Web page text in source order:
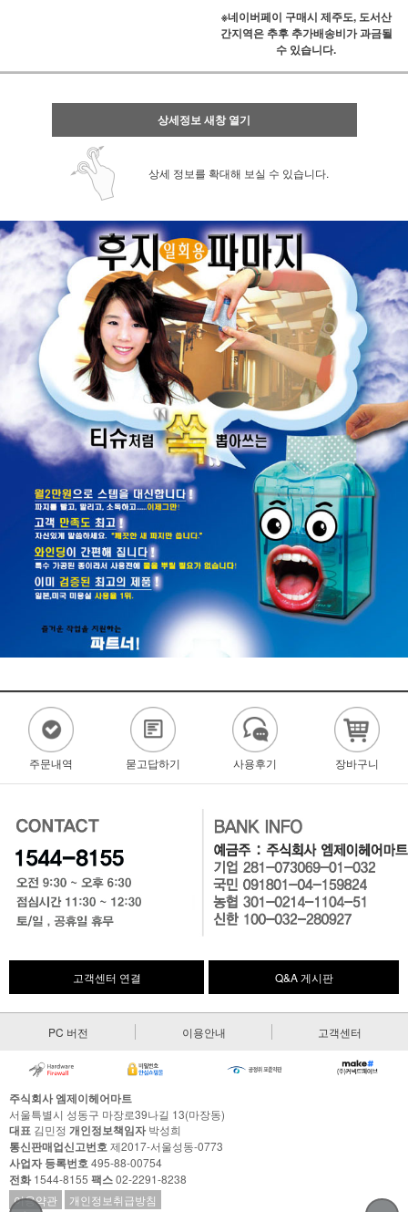
※네이버페이 구매시 제주도, 도서산
간지역은 추후 추가배송비가 과금될
수 있습니다.
상세정보 새창 열기
상세 정보를 확대해 보실 수 있습니다.
주문내역 묻고답하기 사용후기 장바구니
고객센터 연결 Q&A 게시판
PC 버전 이용안내 고객센터
주식회사 엠제이헤어마트
서울특별시 성동구 마장로39나길 13(마장동)
대표 김민정 개인정보책임자박성희
통신판매업신고번호제2017-서울성동-0773
사업자 등록번호495-88-00754
전화1544-8155 팩스02-2291-8238
이용약관
개인정보취급방침